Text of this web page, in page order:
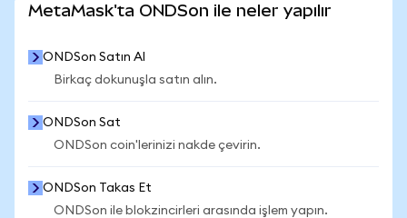
MetaMask'ta ONDSon ile neler yapılır
ONDSon Satın Al
Birkaç dokunuşla satın alın.
ONDSon Sat
ONDSon coin'lerinizi nakde çevirin.
ONDSon Takas Et
ONDSon ile blokzincirleri arasında işlem yapın.